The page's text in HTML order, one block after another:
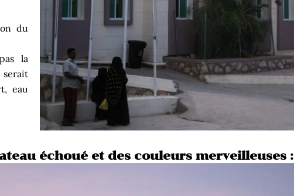
du
la
serait
eau
échoué et des couleurs merveilleuses :